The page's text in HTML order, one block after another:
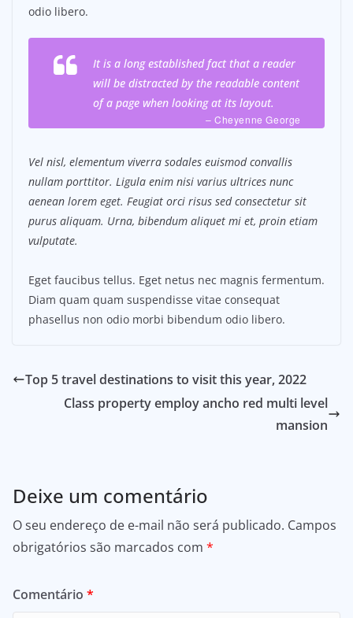
odio libero.
It is a long established fact that a reader
will be distracted by the readable content
of a page when looking at its layout.
– Cheyenne George
Vel nisl, elementum viverra sodales euismod convallis
nullam porttitor. Ligula enim nisi varius ultrices nunc
aenean lorem eget. Feugiat orci risus sed consectetur sit
purus aliquam. Urna, bibendum aliquet mi et, proin etiam
vulputate.
Eget faucibus tellus. Eget netus nec magnis fermentum.
Diam quam quam suspendisse vitae consequat
phasellus non odio morbi bibendum odio libero.
Top 5 travel destinations to visit this year, 2022
Class property employ ancho red multi level
mansion
Deixe um comentário
O seu endereço de e-mail não será publicado. Campos
obrigatórios são marcados com *
Comentário *